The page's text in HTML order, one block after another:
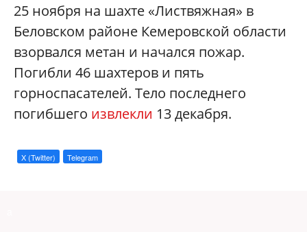
25 ноября на шахте «Листвяжная» в
Беловском районе Кемеровской области
взорвался метан и начался пожар.
Погибли 46 шахтеров и пять
горноспасателей. Тело последнего
погибшего извлекли 13 декабря.
X (Twitter) Telegram